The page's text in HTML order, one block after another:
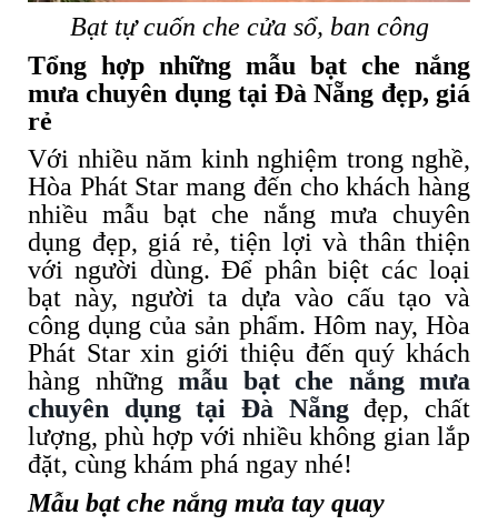
Bạt tự cuốn che cửa sổ, ban công
Tổng hợp những mẫu bạt che nắng
mưa chuyên dụng tại Đà Nẵng đẹp, giá
rẻ
Với nhiều năm kinh nghiệm trong nghề,
Hòa Phát Star mang đến cho khách hàng
nhiều mẫu bạt che nắng mưa chuyên
dụng đẹp, giá rẻ, tiện lợi và thân thiện
với người dùng. Để phân biệt các loại
bạt này, người ta dựa vào cấu tạo và
công dụng của sản phẩm. Hôm nay, Hòa
Phát Star xin giới thiệu đến quý khách
hàng những mẫu bạt che nắng mưa
chuyên dụng tại Đà Nẵngđẹp, chất
lượng, phù hợp với nhiều không gian lắp
đặt, cùng khám phá ngay nhé!
Mẫu bạt che nắng mưa tay quay